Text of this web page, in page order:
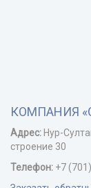
КОМПАНИЯ
Адрес: Нур-
строение 30
Телефон: +7